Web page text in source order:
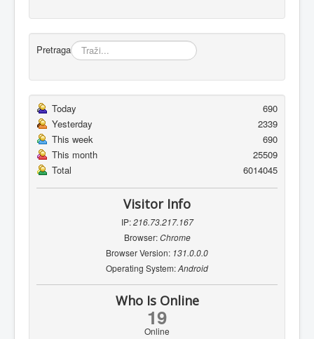
Pretraga
Today
690
Yesterday
2339
This week
690
This month
25509
Total
6014045
Visitor Info
IP:216.73.217.167
Browser:Chrome
Browser Version: 131.0.0.0
Operating System:Android
Who Is Online
19
Online